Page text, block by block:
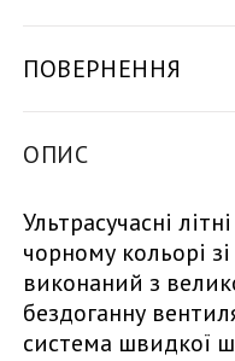
ПОВЕРНЕННЯ
ОПИС
Ультрасучасні
чорному кольорі
виконаний з
бездоганну
система швидкої